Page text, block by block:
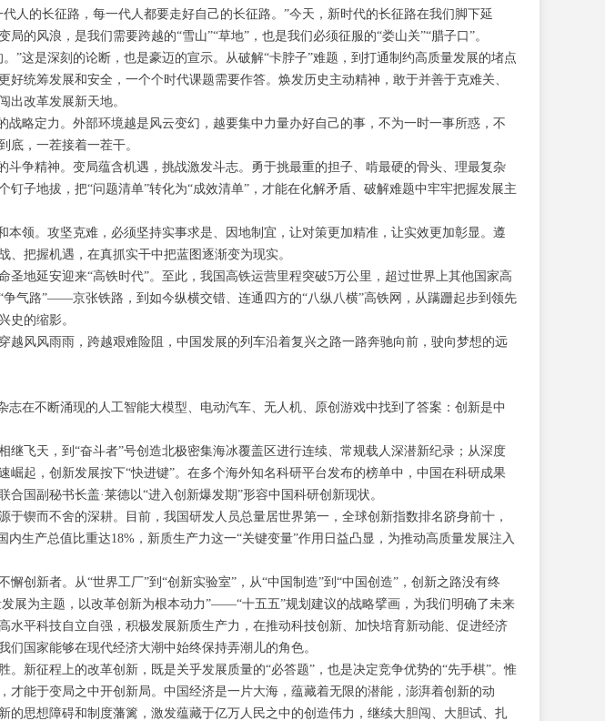
人的长征路，每一代人都要走好自己的长征路。”今天，新时代的长征路在我们脚下延
的风浪，是我们需要跨越的“雪山”“草地”，也是我们必须征服的“娄山关”“腊子口”。
”这是深刻的论断，也是豪迈的宣示。从破解“卡脖子”难题，到打通制约高质量发展的堵点
好统筹发展和安全，一个个时代课题需要作答。焕发历史主动精神，敢于并善于克难关、
出改革发展新天地。
战略定力。外部环境越是风云变幻，越要集中力量办好自己的事，不为一时一事所惑，不
底，一茬接着一茬干。
斗争精神。变局蕴含机遇，挑战激发斗志。勇于挑最重的担子、啃最硬的骨头、理最复杂
钉子地拔，把“问题清单”转化为“成效清单”，才能在化解矛盾、破解难题中牢牢把握发展主
本领。攻坚克难，必须坚持实事求是、因地制宜，让对策更加精准，让实效更加彰显。遵
把握机遇，在真抓实干中把蓝图逐渐变为现实。
圣地延安迎来“高铁时代”。至此，我国高铁运营里程突破5万公里，超过世界上其他国家高
气路”——京张铁路，到如今纵横交错、连通四方的“八纵八横”高铁网，从蹒跚起步到领先
史的缩影。
越风风雨雨，跨越艰难险阻，中国发展的列车沿着复兴之路一路奔驰向前，驶向梦想的远
志在不断涌现的人工智能大模型、电动汽车、无人机、原创游戏中找到了答案：创新是中
继飞天，到“奋斗者”号创造北极密集海冰覆盖区进行连续、常规载人深潜新纪录；从深度
崛起，创新发展按下“快进键”。在多个海外知名科研平台发布的榜单中，中国在科研成果
国副秘书长盖·莱德以“进入创新爆发期”形容中国科研创新现状。
于锲而不舍的深耕。目前，我国研发人员总量居世界第一，全球创新指数排名跻身前十，
内生产总值比重达18%，新质生产力这一“关键变量”作用日益凸显，为推动高质量发展注入
创新者。从“世界工厂”到“创新实验室”，从“中国制造”到“中国创造”，创新之路没有终
发展为主题，以改革创新为根本动力”——“十五五”规划建议的战略擘画，为我们明确了未来
水平科技自立自强，积极发展新质生产力，在推动科技创新、加快培育新动能、促进经济
国家能够在现代经济大潮中始终保持弄潮儿的角色。
。新征程上的改革创新，既是关乎发展质量的“必答题”，也是决定竞争优势的“先手棋”。惟
才能于变局之中开创新局。中国经济是一片大海，蕴藏着无限的潜能，澎湃着创新的动
的思想障碍和制度藩篱，激发蕴藏于亿万人民之中的创造伟力，继续大胆闯、大胆试、扎